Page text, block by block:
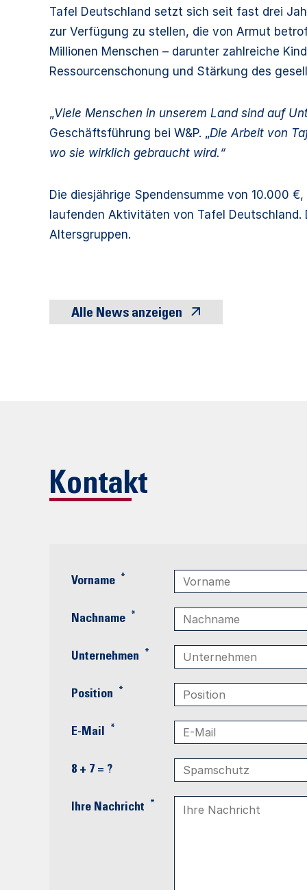
Tafel Deutschland setzt sich seit fast drei
zur Verfügung zu stellen, die von Armut
Millionen Menschen – darunter zahlreiche
Ressourcenschonung und Stärkung des
„Viele Menschen in unserem Land sind auf
Geschäftsführung bei W&P. „Die Arbeit von
wo sie wirklich gebraucht wird.“
Die diesjährige Spendensumme von 10.000
laufenden Aktivitäten von Tafel
Altersgruppen.
Alle News anzeigen
Kontakt
Vorname *
Nachname *
Unternehmen *
Position *
E-Mail *
8 + 7 = ?
Ihre Nachricht *